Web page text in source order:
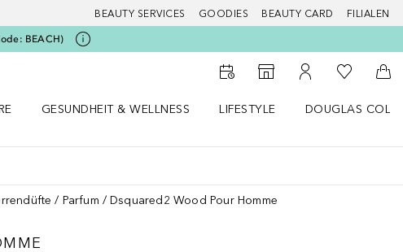
BEAUTY SERVICES GOODIES BEAUTY CARD FILIALEN
BEACH)
Zum Storefinder
Zu Meinem
Zu Meiner
GESUNDHEIT & WELLNESS
LIFESTYLE
DOUGLAS
Parfum Dsquared2 Wood Pour Homme